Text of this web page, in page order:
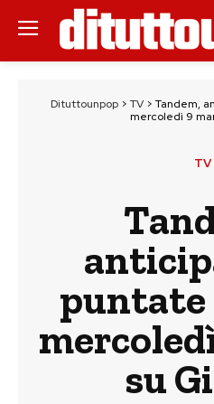
Dituttounpop > TV > Tandem,
mercoledì 9
TV
puntate
su